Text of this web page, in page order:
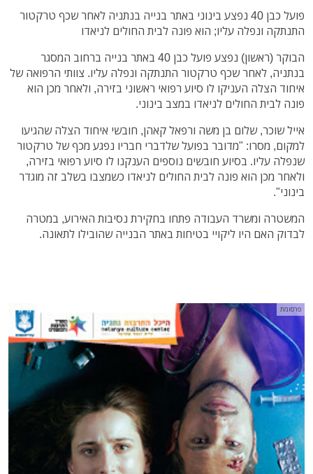
פועל כבן 40 נפצע בינוני באתר בנייה בנתניה לאחר שכף טרקטור
התנתקה ונפלה עליו; הוא פונה לבית החולים לניאדו
הבוקר (ראשון) נפצע פועל כבן 40 באתר בנייה ברחוב המסגר
בנתניה, לאחר שכף טרקטור התנתקה ונפלה עליו. צוותי הרפואה של
איחוד הצלה העניקו לו סיוע רפואי ראשוני בזירה, ולאחר מכן הוא
פונה לבית החולים לניאדו במצב בינוני.
אייל שוכר, שלום בן משה ורפאל קאהן, חובשי איחוד הצלה שהגיעו
למקום, מסרו: "מדובר בפועל שלדברי חבריו נפגע מכף של טרקטור
שנפלה עליו. בסיוע חובשים נוספים הענקנו לו סיוע רפואי בזירה,
ולאחר מכן הוא פונה לבית החולים לניאדו כשמצבו בשלב זה מוגדר
בינוני".
המשטרה ומשרד העבודה פתחו בחקירת נסיבות האירוע, במטרה
לבדוק האם היו ליקויי בטיחות באתר הבנייה שהובילו לתאונה.
פרסומת